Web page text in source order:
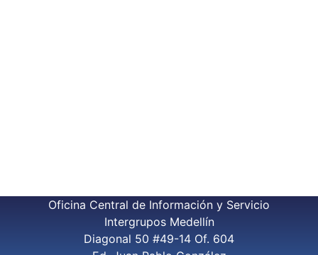
Oficina Central de Información y Servicio
Intergrupos Medellín
Diagonal 50 #49-14 Of. 604